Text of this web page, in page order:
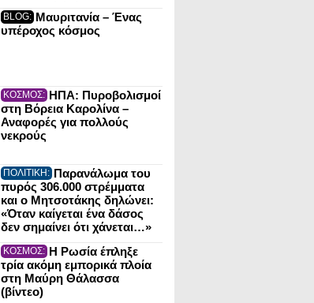
BLOG: Μαυριτανία – Ένας
υπέροχος κόσμος
ΚΟΣΜΟΣ: ΗΠΑ: Πυροβολισμοί
στη Βόρεια Καρολίνα –
Αναφορές για πολλούς
νεκρούς
ΠΟΛΙΤΙΚΗ: Παρανάλωμα του
πυρός 306.000 στρέμματα
και ο Μητσοτάκης δηλώνει:
«Όταν καίγεται ένα δάσος
δεν σημαίνει ότι χάνεται…»
ΚΟΣΜΟΣ: Η Ρωσία έπληξε
τρία ακόμη εμπορικά πλοία
στη Μαύρη Θάλασσα
(βίντεο)